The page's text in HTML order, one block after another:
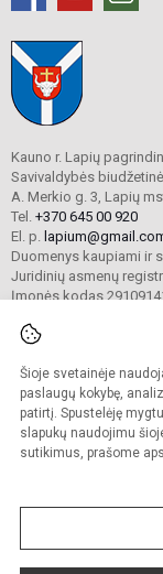
Šioje svetainėje
paslaugų kokybę,
patirtį. Spustelėję
slapukų naudojimu
sutikimus, prašome
Kauno r. Lapių
Savivaldybės
A. Merkio g. 3, Lapių
Tel. +370 645 00 920
El. p.
Duomenys kaupiami ir
Juridinių asmenų
Įmonės kodas
© 2024 Kauno r.
Kopijuoti turinį be
Sumanus būdas